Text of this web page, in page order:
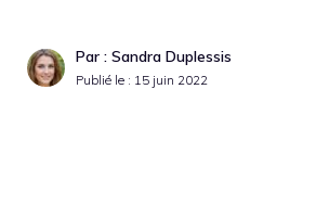
Par : Sandra Duplessis
Publié le : 15 juin 2022